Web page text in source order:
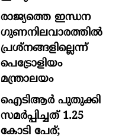
രാജ്യത്തെ ഇന്ധന
ഗുണനിലവാരത്തില്‍
പ്രശ്‌നങ്ങളില്ലെന്ന്
പെട്രോളിയം
മന്ത്രാലയം
ഐടിആര്‍ പുതുക്കി
സമർപ്പിച്ചത് 1.25
കോടി പേര്;